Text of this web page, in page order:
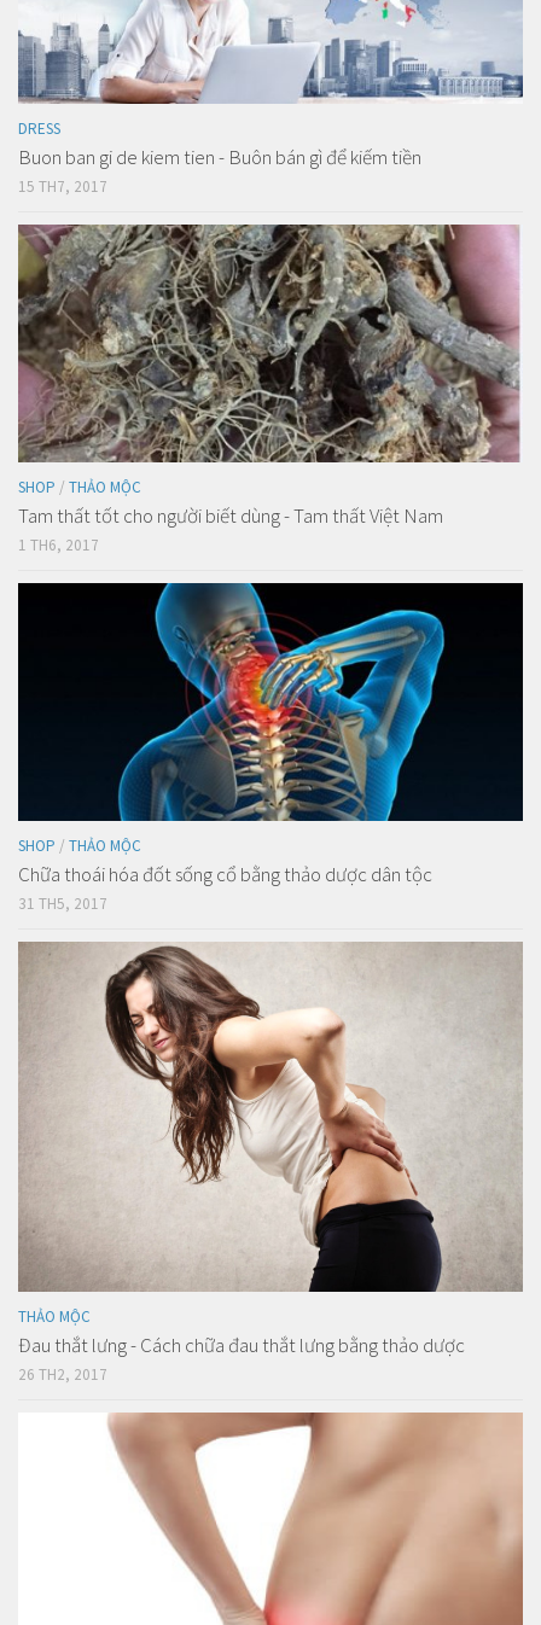
DRESS
Buon ban gi de kiem tien - Buôn bán gì để kiếm tiền
15 TH7, 2017
SHOP / THẢO MỘC
Tam thất tốt cho người biết dùng - Tam thất Việt Nam
1 TH6, 2017
SHOP / THẢO MỘC
Chữa thoái hóa đốt sống cổ bằng thảo dược dân tộc
31 TH5, 2017
THẢO MỘC
Đau thắt lưng - Cách chữa đau thắt lưng bằng thảo dược
26 TH2, 2017